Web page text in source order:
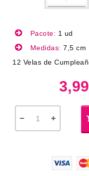
Pacote: 1 ud
Medidas: 7,5 cm
12 Velas de